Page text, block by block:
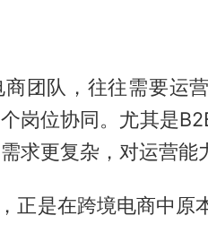
团队，往往需要运
岗位协同。尤其是
求更复杂，对运营能
正是在跨境电商中原